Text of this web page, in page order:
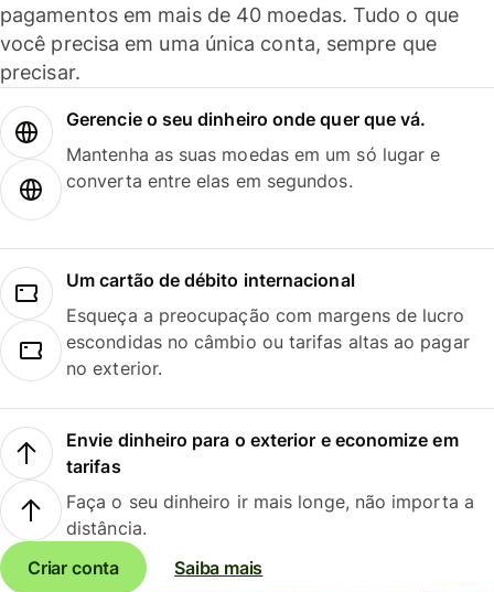
pagamentos em mais de 40 moedas. Tudo o que
você precisa em uma única conta, sempre que
precisar.
Gerencie o seu dinheiro onde quer que vá.
Mantenha as suas moedas em um só lugar e
converta entre elas em segundos.
Um cartão de débito internacional
Esqueça a preocupação com margens de lucro
escondidas no câmbio ou tarifas altas ao pagar
no exterior.
Envie dinheiro para o exterior e economize em
tarifas
Faça o seu dinheiro ir mais longe, não importa a
distância.
Criar conta
Saiba mais